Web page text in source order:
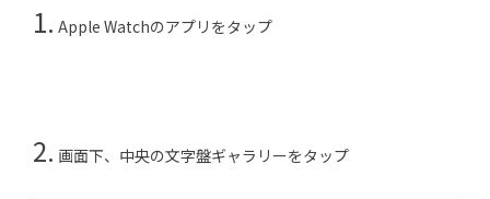
1. Apple Watchのアプリをタップ
2. 画面下、中央の文字盤ギャラリーをタップ